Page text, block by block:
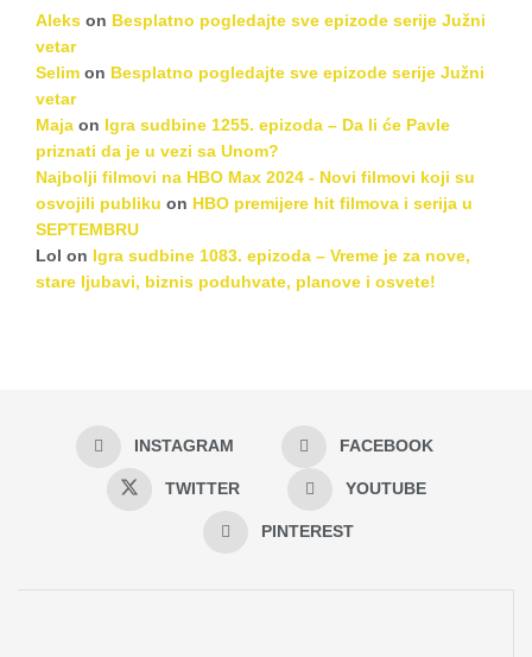
Aleks on Besplatno pogledajte sve epizode serije Južni
vetar
Selim on Besplatno pogledajte sve epizode serije Južni
vetar
Maja on Igra sudbine 1255. epizoda – Da li će Pavle
priznati da je u vezi sa Unom?
Najbolji filmovi na HBO Max 2024 - Novi filmovi koji su
osvojili publiku on HBO premijere hit filmova i serija u
SEPTEMBRU
Lol on Igra sudbine 1083. epizoda – Vreme je za nove,
stare ljubavi, biznis poduhvate, planove i osvete!
INSTAGRAM FACEBOOK
TWITTER YOUTUBE
PINTEREST